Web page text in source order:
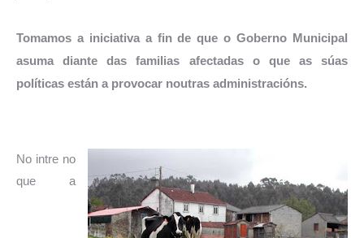
Tomamos a iniciativa a fin de que oGoberno Municipal
asuma diante das familias afectadas o que as súas
políticas están a provocar noutras administracións.
No intre no
que a